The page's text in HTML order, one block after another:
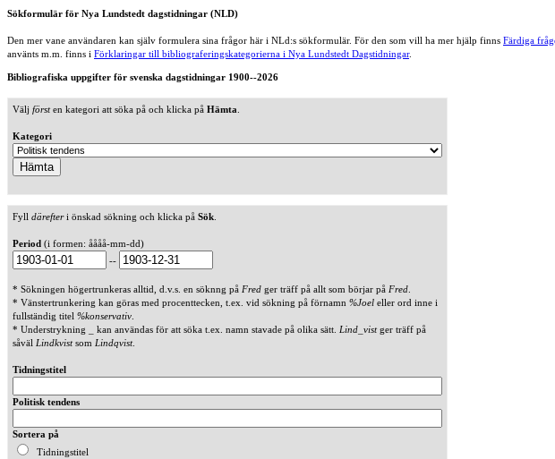
Sökformulär för Nya Lundstedt dagstidningar (NLD)
Den mer vane användaren kan själv formulera sina frågor här i NLd:s sökformulär. För den som vill ha mer hjälp finns Färdiga
använts m.m. finns i Förklaringar till bibliograferingskategorierna i Nya Lundstedt Dagstidningar.
Bibliografiska uppgifter för svenska dagstidningar 1900--2026
Välj försten kategori att söka på och klicka på Hämta
Kategori
Fyll därefteri önskad sökning och klicka på Sök
Period (i formen: åååå-mm-dd)
--
* Sökningen högertrunkeras alltid, d.v.s. en söknng på Fred ger träff på allt som börjar på Fred
* Vänstertrunkering kan göras med procenttecken, t.ex. vid sökning på förnamn %Joel eller ord inne i
fullständig titel %konservativ
* Understrykning _ kan användas för att söka t.ex. namn stavade på olika sätt. Lind_vistger träff på
såväl Lindkvistsom Lindqvist.
Tidningstitel
Politisk tendens
Sortera på
Tidningstitel